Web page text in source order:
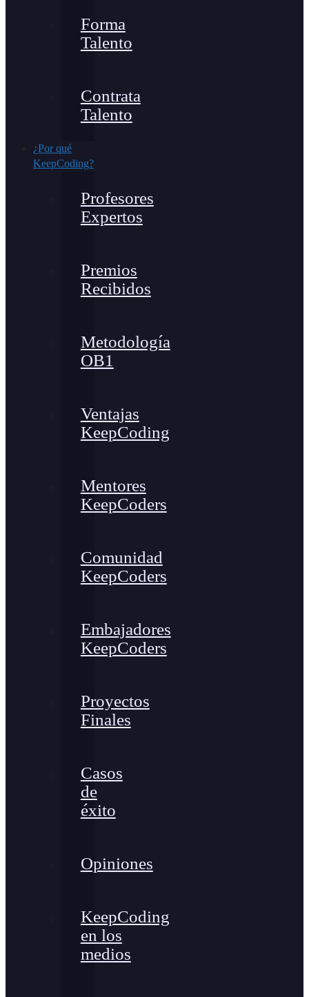
Forma
Talento
Contrata
Talento
¿Por qué
KeepCoding?
Profesores
Expertos
Premios
Recibidos
Metodología
OB1
Ventajas
KeepCoding
Mentores
KeepCoders
Comunidad
KeepCoders
Embajadores
KeepCoders
Proyectos
Finales
Casos
de
éxito
Opiniones
KeepCoding
en los
medios